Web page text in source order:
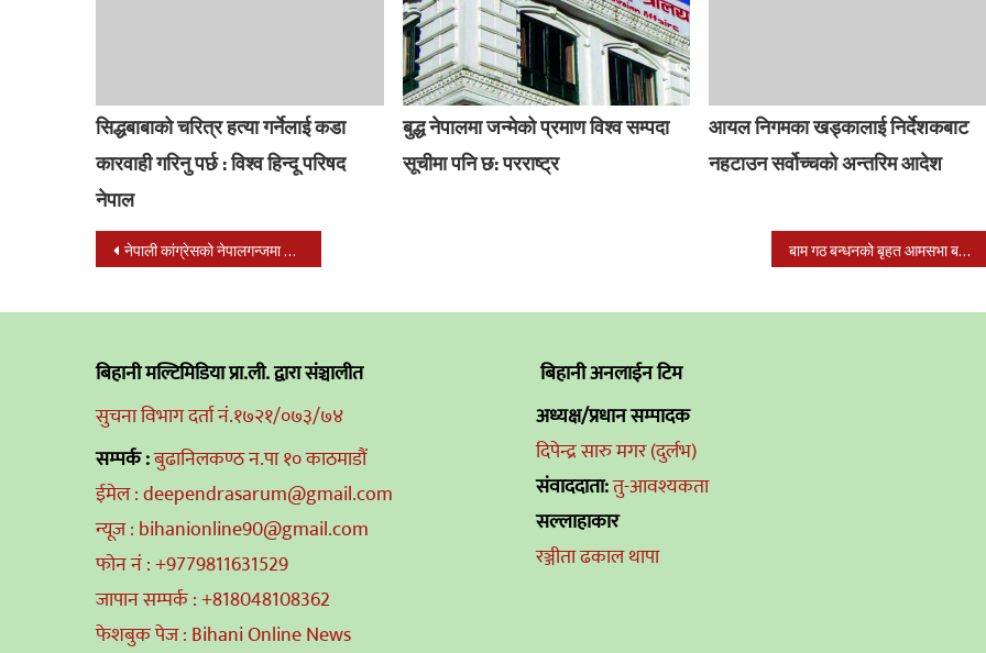
सिद्धबाबाको चरित्र हत्या गर्नेलाई कडा
कारवाही गरिनु पर्छ : विश्व हिन्दू परिषद
नेपाल
बुद्ध नेपालमा जन्मेको प्रमाण विश्व सम्पदा
सूचीमा पनि छ: परराष्ट्र
आयल निगमका खड्कालाई निर्देशकबाट
नहटाउन सर्वोच्चको अन्तरिम आदेश
Post
नेपाली कांग्रेसको नेपालगन्जमा क्षेत्रीय मिडिया सेन्टर स्थापना बाम गठ बन्धनको बृहत आमसभा बहादुर गंजमा सम्पन्न
बिहानी मल्टिमिडिया प्रा.ली. द्वारा संञ्चालीत
सुचना विभाग दर्ता नं.१७२१/०७३/७४
सम्पर्क :बुढानिलकण्ठ न.पा १० काठमाडौं
ईमेल : deependrasarum@gmail.com
न्यूज : bihanionline90@gmail.com
फोन नं : +9779811631529
जापान सम्पर्क : +818048108362
फेशबुक पेज : Bihani Online News
बिहानी अनलाईन टिम
अध्यक्ष/प्रधान सम्पादक
दिपेन्द्र सारु मगर (दुर्लभ)
संवाददाता:तु-आवश्यकता
सल्लाहाकार
रञ्जीता ढकाल थापा